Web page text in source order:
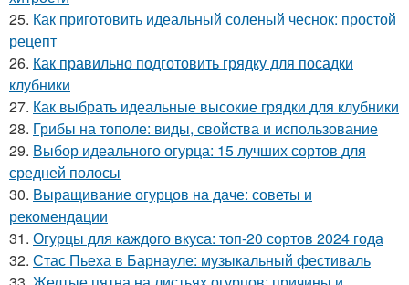
25. Как приготовить идеальный соленый чеснок: простой
рецепт
26. Как правильно подготовить грядку для посадки
клубники
27. Как выбрать идеальные высокие грядки для клубники
28. Грибы на тополе: виды, свойства и использование
29. Выбор идеального огурца: 15 лучших сортов для
средней полосы
30. Выращивание огурцов на даче: советы и
рекомендации
31. Огурцы для каждого вкуса: топ-20 сортов 2024 года
32. Стас Пьеха в Барнауле: музыкальный фестиваль